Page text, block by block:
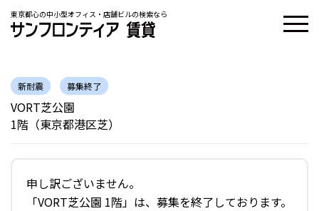
東京都心の中小型オフィス・店舗ビルの検索なら
新耐震 募集終了
VORT芝公園
1階（東京都港区芝）
申し訳ございません。
「VORT芝公園 1階」は、募集を終了しております。